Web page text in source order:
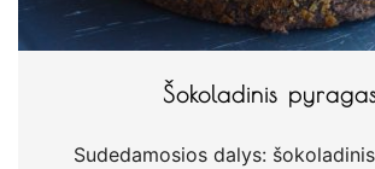
Šokoladinis
Sudedamosios dalys: